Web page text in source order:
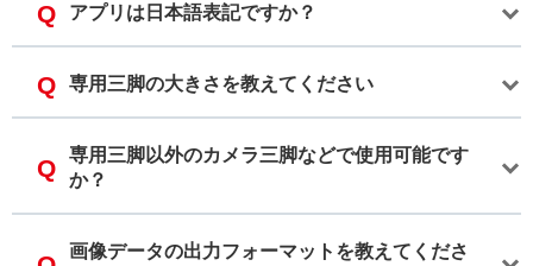
アプリは日本語表記ですか？
専用三脚の大きさを教えてください
専用三脚以外のカメラ三脚などで使用可能です
か？
画像データの出力フォーマットを教えてくださ